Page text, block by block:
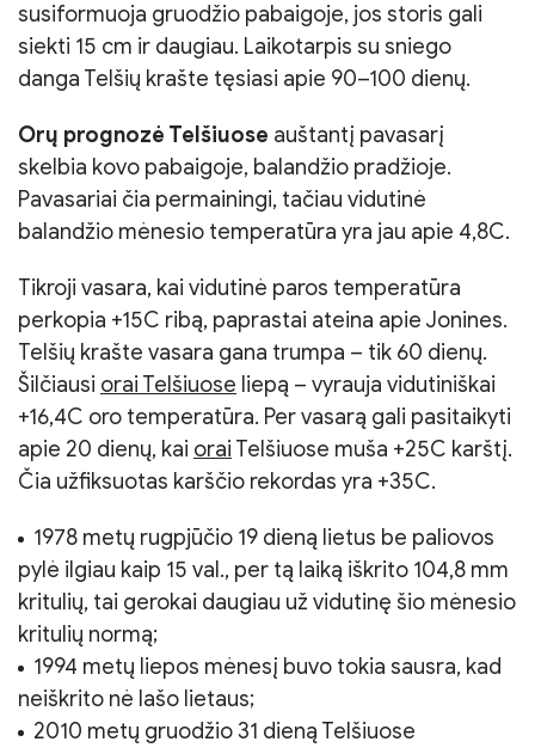
susiformuoja gruodžio pabaigoje, jos storis gali
siekti 15 cm ir daugiau. Laikotarpis su sniego
danga Telšių krašte tęsiasi apie 90–100 dienų.
Orų prognozė Telšiuose auštantį pavasarį
skelbia kovo pabaigoje, balandžio pradžioje.
Pavasariai čia permainingi, tačiau vidutinė
balandžio mėnesio temperatūra yra jau apie 4,8C.
Tikroji vasara, kai vidutinė paros temperatūra
perkopia +15C ribą, paprastai ateina apie Jonines.
Telšių krašte vasara gana trumpa – tik 60 dienų.
Šilčiausi orai Telšiuose liepą – vyrauja vidutiniškai
+16,4C oro temperatūra. Per vasarą gali pasitaikyti
apie 20 dienų, kai orai Telšiuose muša +25C karštį.
Čia užfiksuotas karščio rekordas yra +35C.
1978 metų rugpjūčio 19 dieną lietus be paliovos
pylė ilgiau kaip 15 val., per tą laiką iškrito 104,8 mm
kritulių, tai gerokai daugiau už vidutinę šio mėnesio
kritulių normą;
1994 metų liepos mėnesį buvo tokia sausra, kad
neiškrito nė lašo lietaus;
2010 metų gruodžio 31 dieną Telšiuose